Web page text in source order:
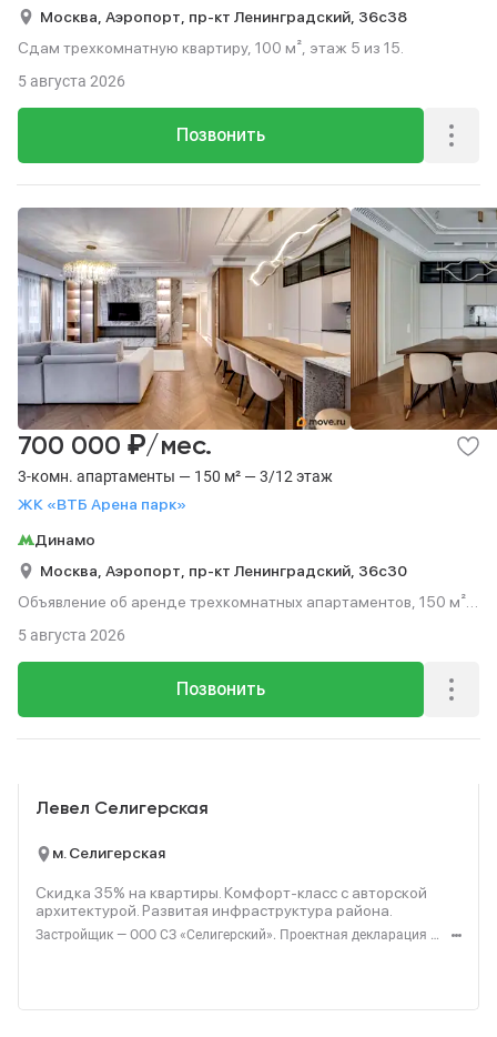
Москва, Аэропорт, пр-кт Ленинградский, 36с38
Сдам трехкомнатную квартиру, 100 м², этаж 5 из 15.
Позвонить
5 августа 2026
3-комн. апартаменты — 150 м² — 3/12 этаж
ЖК «ВТБ Арена парк»
700 000 ₽/мес.
Динамо
Москва, Аэропорт, пр-кт Ленинградский, 36с30
Объявление об аренде трехкомнатных апартаментов, 150 м²,
Позвонить
5 августа 2026
Левел Селигерская
м. Селигерская
Скидка 35% на квартиры. Комфорт‑класс с авторской
архитектурой. Развитая инфраструктура района.
Застройщик — ООО СЗ «Селигерский». Проектная декларация — наш.дом.рф. Акция до 28.02.26. Не оферта. Подробности — Level.ru